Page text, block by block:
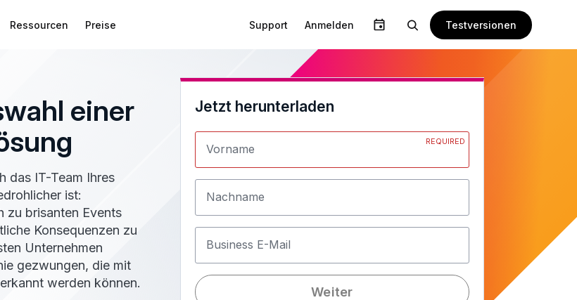
Ressourcen Preise Support Anmelden Testversionen
einer
das IT-Team Ihres
ist:
zu brisanten Events
Konsequenzen zu
Unternehmen
gezwungen, die mit
werden können.
Jetzt herunterladen
Vorname
REQUIRED
Nachname
Business E-Mail
Weiter